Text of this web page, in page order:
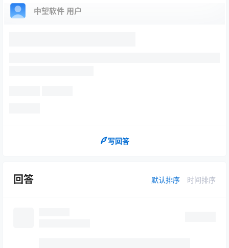
中望软件 用户
写回答
回答 默认排序 时间排序